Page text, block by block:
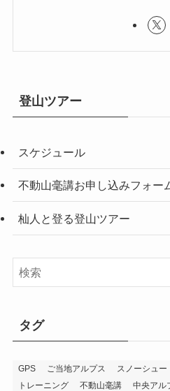
登山ツアー
スケジュール
不動山毫講お申し込みフォー
杣人と登る登山ツアー
タグ
GPS ご当地アルプス スノーシュー
トレーニング
不動山毫講 中央アル